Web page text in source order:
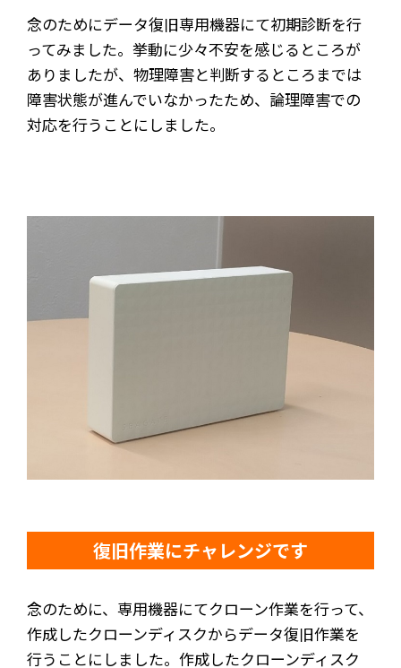
念のためにデータ復旧専用機器にて初期診断を行
ってみました。挙動に少々不安を感じるところが
ありましたが、物理障害と判断するところまでは
障害状態が進んでいなかったため、論理障害での
対応を行うことにしました。
復旧作業にチャレンジです
念のために、専用機器にてクローン作業を行って、
作成したクローンディスクからデータ復旧作業を
行うことにしました。作成したクローンディスク